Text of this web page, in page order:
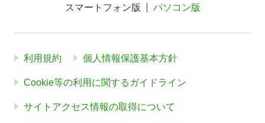
スマートフォン版 パソコン版
利用規約 個人情報保護基本方針
Cookie等の利用に関するガイドライン
サイトアクセス情報の取得について